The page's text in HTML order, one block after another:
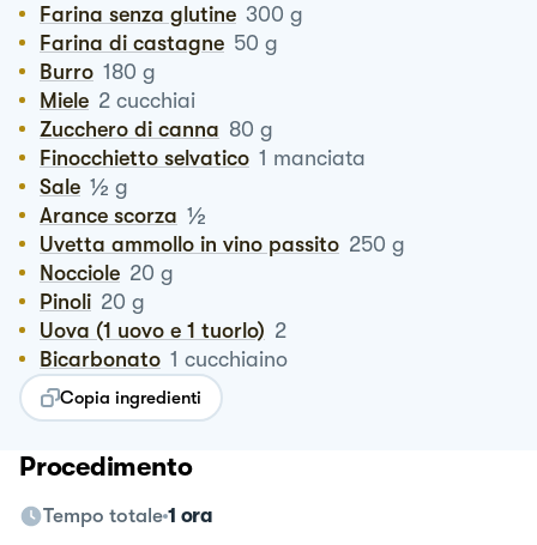
Farina senza glutine 300 g
Farina di castagne 50 g
Burro 180 g
Miele 2 cucchiai
Zucchero di canna 80 g
Finocchietto selvatico 1 manciata
Sale ½ g
Arance scorza ½
Uvetta ammollo in vino passito 250 g
Nocciole 20 g
Pinoli 20 g
Uova (1 uovo e 1 tuorlo) 2
Bicarbonato 1 cucchiaino
Copia ingredienti
Procedimento
Tempo totale 1 ora